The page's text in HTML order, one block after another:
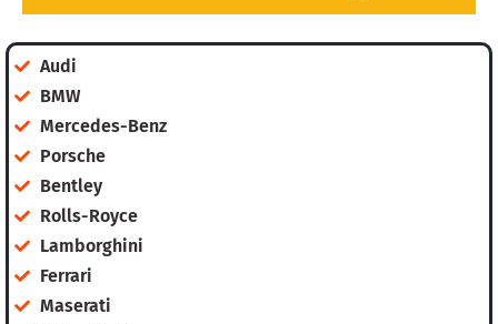
Audi
BMW
Mercedes-Benz
Porsche
Bentley
Rolls-Royce
Lamborghini
Ferrari
Maserati